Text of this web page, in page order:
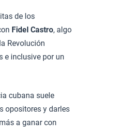
de los
Fidel Castro, algo
Revolución
e inclusive por un
cubana suele
opositores y darles
a ganar con